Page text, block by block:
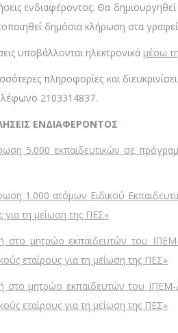
ενδιαφέροντος. Θα
δημόσια κλήρωση στα
υποβάλλονται ηλεκτρονικά μέσω
πληροφορίες και
2103314837.
ΕΝΔΙΑΦΕΡΟΝΤΟΣ
5.000 εκπαιδευτικών σε
1.000 ατόμων Ειδικού
για τη μείωση της ΠΕΣ»
στο μητρώο εκπαιδευτών του
εταίρους για τη μείωση της ΠΕΣ»
στο μητρώο εκπαιδευτών του ΙΠΕΜ-
εταίρους για τη μείωση της ΠΕΣ»